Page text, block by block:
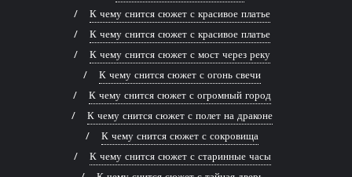
К чему снится сюжет с красивое платье
К чему снится сюжет с красивое платье
К чему снится сюжет с мост через реку
К чему снится сюжет с огонь свечи
К чему снится сюжет с огромный город
К чему снится сюжет с полет на драконе
К чему снится сюжет с сокровища
К чему снится сюжет с старинные часы